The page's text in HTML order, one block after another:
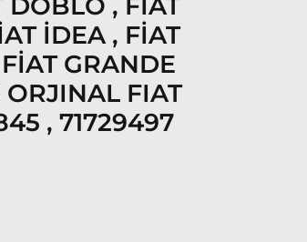
İDEA , FİAT
GRANDE
FIAT
, 71729497